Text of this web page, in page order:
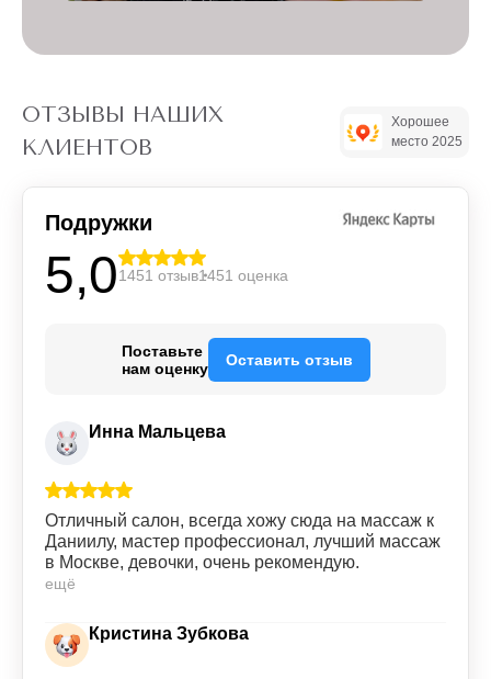
ОТЗЫВЫ НАШИХ
КЛИЕНТОВ
Хорошее
место 2025
Подружки
5,01451 отзыв1451 оценка
Поставьте
нам оценку
Оставить отзыв
Инна Мальцева
Отличный салон, всегда хожу сюда на массаж к
Даниилу, мастер профессионал, лучший массаж
в Москве, девочки, очень рекомендую.
ещё
Кристина Зубкова